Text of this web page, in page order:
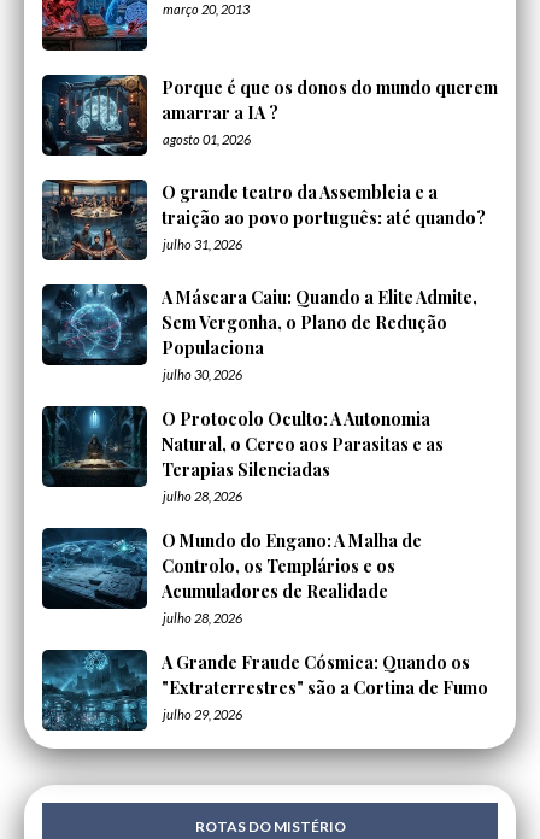
março 20, 2013
Porque é que os donos do mundo querem
amarrar a IA ?
agosto 01, 2026
O grande teatro da Assembleia e a
traição ao povo português: até quando?
julho 31, 2026
A Máscara Caiu: Quando a Elite Admite,
Sem Vergonha, o Plano de Redução
Populaciona
julho 30, 2026
O Protocolo Oculto: A Autonomia
Natural, o Cerco aos Parasitas e as
Terapias Silenciadas
julho 28, 2026
O Mundo do Engano: A Malha de
Controlo, os Templários e os
Acumuladores de Realidade
julho 28, 2026
A Grande Fraude Cósmica: Quando os
"Extraterrestres" são a Cortina de Fumo
julho 29, 2026
ROTAS DO MISTÉRIO